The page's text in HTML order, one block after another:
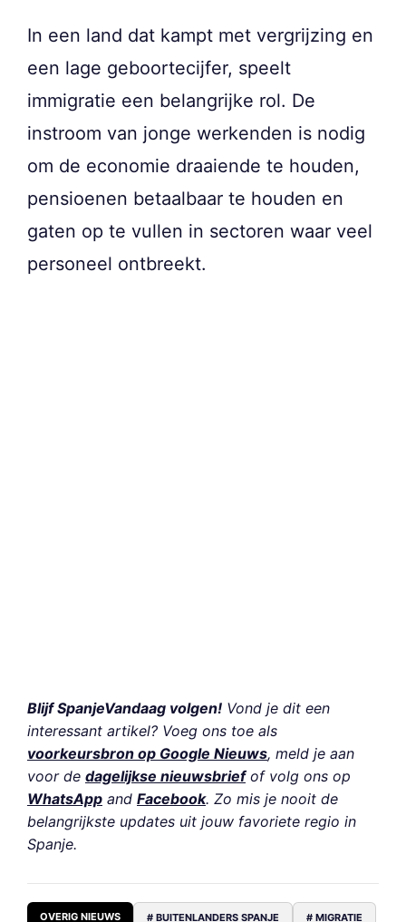
In een land dat kampt met vergrijzing en
een lage geboortecijfer, speelt
immigratie een belangrijke rol. De
instroom van jonge werkenden is nodig
om de economie draaiende te houden,
pensioenen betaalbaar te houden en
gaten op te vullen in sectoren waar veel
personeel ontbreekt.
Blijf SpanjeVandaag volgen! Vond je dit een
interessant artikel? Voeg ons toe als
voorkeursbron op Google Nieuws, meld je aan
voor de dagelijkse nieuwsbriefof volg ons op
WhatsApp and Facebook. Zo mis je nooit de
belangrijkste updates uit jouw favoriete regio in
Spanje.
OVERIG NIEUWS # BUITENLANDERS SPANJE # MIGRATIE